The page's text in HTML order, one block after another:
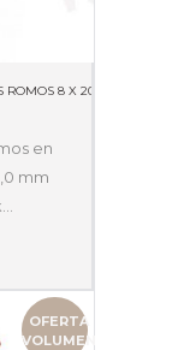
ROMOS 8 X 20MM 01633
en
mm
OFERTA
VOLUMEN